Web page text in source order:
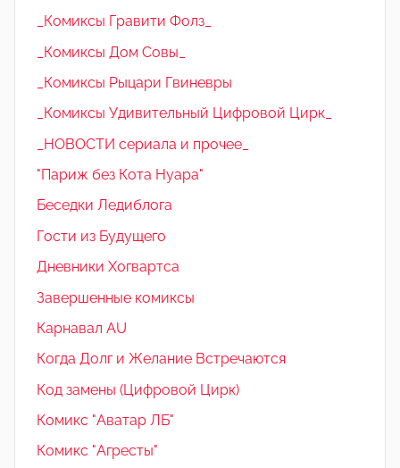
_Комиксы Гравити Фолз_
_Комиксы Дом Совы_
_Комиксы Рыцари Гвиневры
_Комиксы Удивительный Цифровой Цирк_
_НОВОСТИ сериала и прочее_
"Париж без Кота Нуара"
Беседки Ледиблога
Гости из Будущего
Дневники Хогвартса
Завершенные комиксы
Карнавал AU
Когда Долг и Желание Встречаются
Код замены (Цифровой Цирк)
Комикс "Аватар ЛБ"
Комикс "Агресты"